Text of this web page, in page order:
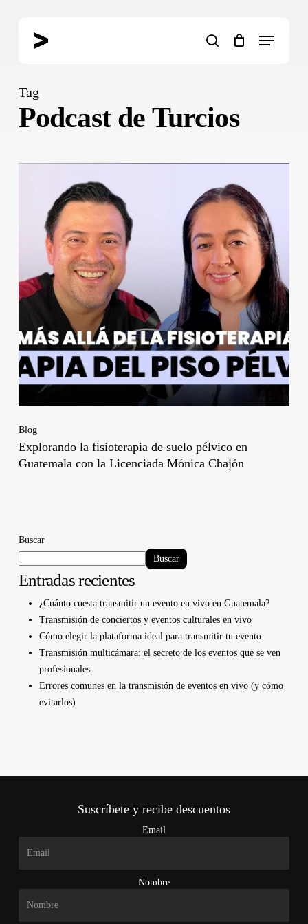
search
Menu
Tag
Podcast de Turcios
Blog
Explorando la fisioterapia de suelo pélvico en
Guatemala con la Licenciada Mónica Chajón
Buscar
Buscar
Entradas recientes
¿Cuánto cuesta transmitir un evento en vivo en Guatemala?
Transmisión de conciertos y eventos culturales en vivo
Cómo elegir la plataforma ideal para transmitir tu evento
Transmisión multicámara: el secreto de los eventos que se ven
profesionales
Errores comunes en la transmisión de eventos en vivo (y cómo
evitarlos)
Suscríbete y recibe descuentos
Email
Nombre